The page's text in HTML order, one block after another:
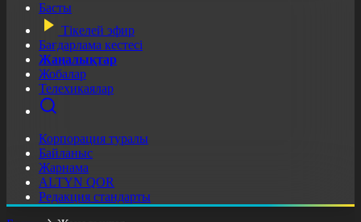
Басты
Тікелей эфир
Бағдарлама кестесі
Жаңалықтар
Жобалар
Телехикаялар
Корпорация туралы
Байланыс
Жарнама
ALTYN QOR
Редакция стандарты